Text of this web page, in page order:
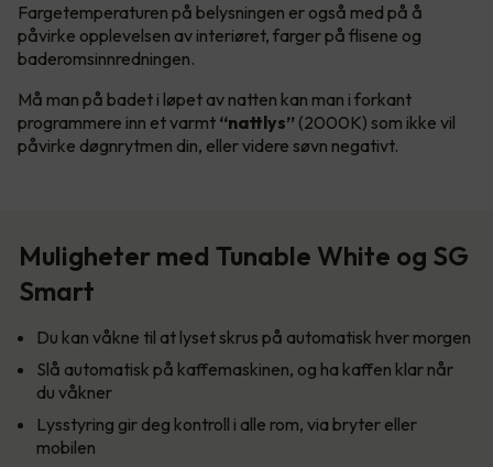
Fargetemperaturen på belysningen er også med på å
påvirke opplevelsen av interiøret, farger på flisene og
baderomsinnredningen.
Må man på badet i løpet av natten kan man i forkant
programmere inn et varmt “nattlys” (2000K) som ikke vil
påvirke døgnrytmen din, eller videre søvn negativt.
Muligheter med Tunable White og SG
Smart
Du kan våkne til at lyset skrus på automatisk hver morgen
Slå automatisk på kaffemaskinen, og ha kaffen klar når
du våkner
Lysstyring gir deg kontroll i alle rom, via bryter eller
mobilen